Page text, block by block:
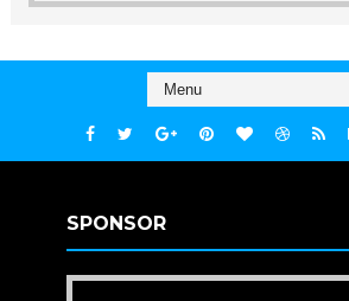
SPONSOR